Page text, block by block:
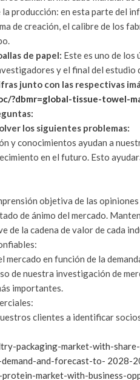
la producción: en esta parte del
de creación, el calibre de los
de papel: Este es uno de los
y el final del estudio
junto con las respectivas
?dbmr=global-tissue-towel-
los siguientes problemas:
y conocimientos ayudan a
en el futuro. Esto
objetiva de las
de ánimo del mercado.
de la cadena de valor de cada
en función de la
de nuestra investigación de
importantes.
clientes a identificar
packaging-market-with-
and-forecast-to- 2028-
market-with-business-